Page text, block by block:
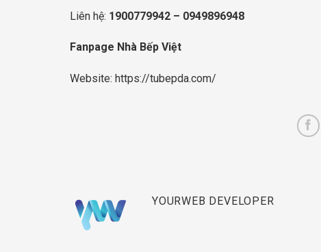
Liên hệ: 1900779942 – 0949896948
Fanpage Nhà Bếp Việt
Website: https://tubepda.com/
YOURWEB DEVELOPER